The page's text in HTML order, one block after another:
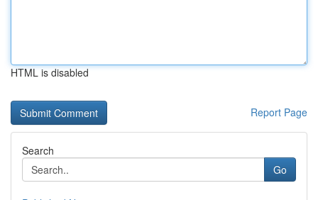
HTML is disabled
Report Page
Search
Go